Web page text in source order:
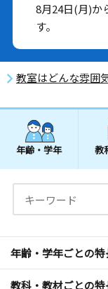
8月24日(月)か
す。
教室はどんな雰囲
年齢・学年 教
年齢・学年ごとの特
教科・教材ごとの特